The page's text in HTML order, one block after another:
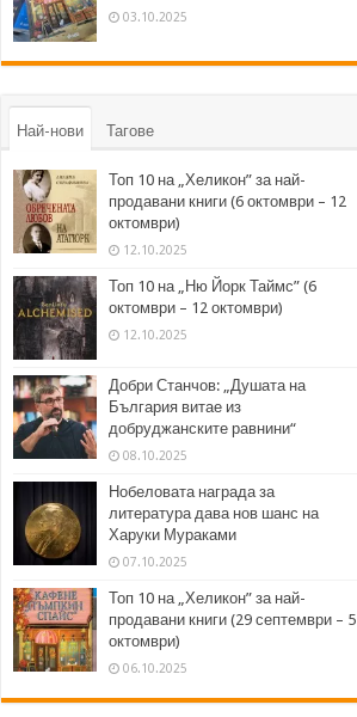
03.10.2025
Най-нови Тагове
Топ 10 на „Хеликон” за най-
продавани книги (6 октомври – 12
октомври)
12.10.2025
Топ 10 на „Ню Йорк Таймс” (6
октомври – 12 октомври)
12.10.2025
Добри Станчов: „Душата на
България витае из
добруджанските равнини“
08.10.2025
Нобеловата награда за
литература дава нов шанс на
Харуки Мураками
07.10.2025
Топ 10 на „Хеликон” за най-
продавани книги (29 септември – 5
октомври)
06.10.2025